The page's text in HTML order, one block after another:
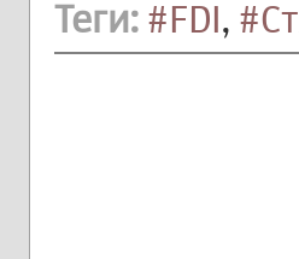
Теги: #FDI,